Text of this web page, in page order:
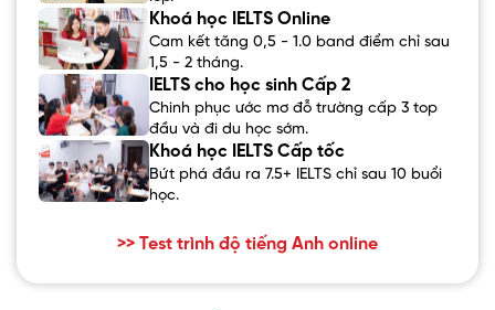
Khoá học IELTS Online
Cam kết tăng 0,5 - 1.0 band điểm chỉ sau
1,5 - 2 tháng.
IELTS cho học sinh Cấp 2
Chinh phục ước mơ đỗ trường cấp 3 top
đầu và đi du học sớm.
Khoá học IELTS Cấp tốc
Bứt phá đầu ra 7.5+ IELTS chỉ sau 10 buổi
học.
>> Test trình độ tiếng Anh online